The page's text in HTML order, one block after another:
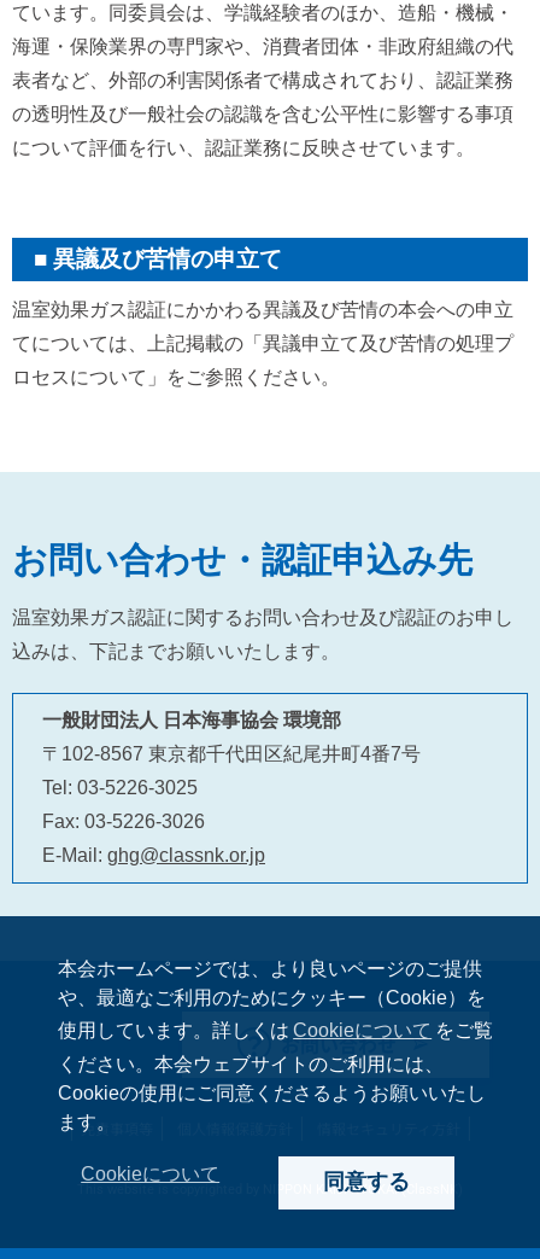
本会ホームページでは、より良いページのご提供
や、最適なご利用のためにクッキー（Cookie）を
使用しています。詳しくは Cookieについて をご覧
ください。本会ウェブサイトのご利用には、
Cookieの使用にご同意くださるようお願いいたし
ます。
Cookieについて 同意する
ています。同委員会は、学識経験者のほか、造船・機械・
海運・保険業界の専門家や、消費者団体・非政府組織の代
表者など、外部の利害関係者で構成されており、認証業務
の透明性及び一般社会の認識を含む公平性に影響する事項
について評価を行い、認証業務に反映させています。
異議及び苦情の申立て
温室効果ガス認証にかかわる異議及び苦情の本会への申立
てについては、上記掲載の「異議申立て及び苦情の処理プ
ロセスについて」をご参照ください。
お問い合わせ・認証申込み先
温室効果ガス認証に関するお問い合わせ及び認証のお申し
込みは、下記までお願いいたします。
一般財団法人 日本海事協会 環境部
〒102-8567 東京都千代田区紀尾井町4番7号
Tel: 03-5226-3025
Fax: 03-5226-3026
E-Mail: ghg@classnk.or.jp
お問い合わせ
免責事項等
This website is copyrighted by NIPPON KAIJI KYOKAI (ClassNK)